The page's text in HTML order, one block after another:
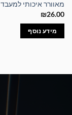
מאוורר איכותי למעבד Intel I5 Fan 1155 / 1156
₪26.00
מידע נוסף